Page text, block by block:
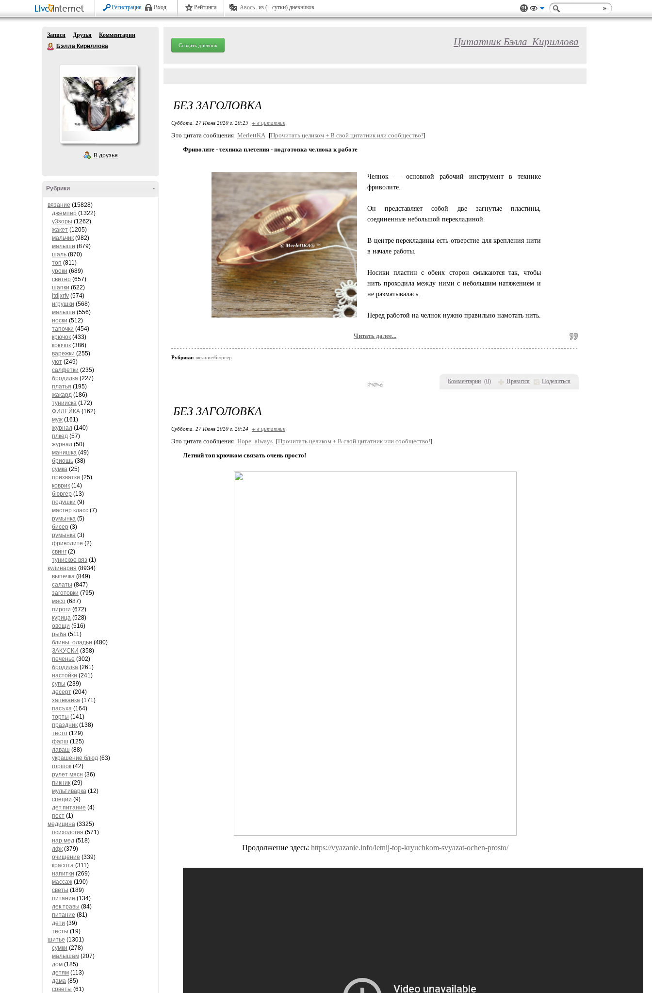
Регистрация Вход Рейтинги Авось из (+ сутки) дневников
Записи Друзья
Комментарии
Бэлла Кириллова
В друзья
-
Рубрики
вязание (15828)
джемпер (1322)
у3зоры (1262)
жакет (1205)
мальчик (982)
малыши (879)
шаль (870)
топ (811)
уроки (689)
свитер (657)
шапки (622)
ltdjxrfv (574)
игрушки (568)
малыши (556)
носки (512)
тапочки (454)
крючок (433)
крючок (386)
варежки (255)
уют (249)
салфетки (235)
бродилка (227)
платья (195)
жакард (186)
тунииска (172)
ФИЛЕЙКА (162)
муж (161)
журнал (140)
плкед (57)
журнал (50)
манишка (49)
бриошь (38)
сумка (25)
прихватки (25)
коврик (14)
бюргер (13)
подушки (9)
мастер класс (7)
румынка (5)
бисер (3)
румынка (3)
фриволите (2)
свинг (2)
туниское вяз (1)
кулинария (8934)
выпечка (849)
салаты (847)
заготовки (795)
мясо (687)
пироги (672)
курица (528)
овощи (516)
рыба (511)
блины. оладьи (480)
ЗАКУСКИ (358)
печенье (302)
бродилка (261)
настойки (241)
супы (239)
десерт (204)
запеканка (171)
пасъха (164)
торты (141)
праздник (138)
тесто (129)
фарш (125)
лаваш (88)
украшение блюд (63)
горшок (42)
рулет мясн (36)
пикник (29)
мультиварка (12)
специи (9)
дет.питание (4)
пост (1)
медицина (3325)
психология (571)
нар.мед (518)
лфк (379)
очищение (339)
красота (311)
напитки (269)
массаж (190)
светы (189)
питание (134)
лек.травы (84)
питание (81)
дети (39)
тесты (19)
шитье (1301)
сумки (278)
малышам (207)
дом (185)
детям (113)
дама (85)
советы (61)
Создать дневник Цитатник Бэлла_Кириллова
Комментарии (0) Нравится Поделиться
БЕЗ ЗАГОЛОВКА
Суббота, 27 Июня 2020 г. 20:25 + в цитатник
Это цитата сообщения MerlettKA [Прочитать целиком + В свой цитатник или сообщество!]
Фриволите - техника плетения - подготовка челнока к работе
Челнок — основной рабочий инструмент в технике
фриволите.
Он представляет собой две загнутые пластины,
соединенные небольшой перекладиной.
В центре перекладины есть отверстие для крепления нити
в начале работы.
Носики пластин с обеих сторон смыкаются так, чтобы
нить проходила между ними с небольшим натяжением и
не разматывалась.
Перед работой на челнок нужно правильно намотать нить.
Читать далее...
Рубрики: вязание/бюргер
БЕЗ ЗАГОЛОВКА
Суббота, 27 Июня 2020 г. 20:24 + в цитатник
Это цитата сообщения Hope_always [Прочитать целиком + В свой цитатник или сообщество!]
Летний топ крючком связать очень просто!
Продолжение здесь: https://vyazanie.info/letnij-top-kryuchkom-svyazat-ochen-prosto/